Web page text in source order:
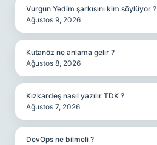
Vurgun Yedim şarkısını kim söylüyor ?
Ağustos 9, 2026
Kutanöz ne anlama gelir ?
Ağustos 8, 2026
Kızkardeş nasıl yazılır TDK ?
Ağustos 7, 2026
DevOps ne bilmeli ?